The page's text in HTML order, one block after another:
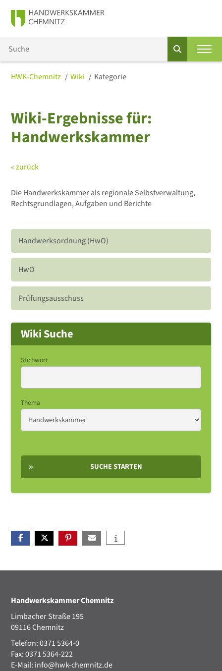
HWK-Chemnitz Wiki Kategorie
Wiki-Ergebnisse für:
Handwerkskammer
« zurück
Die Handwerkskammer als regionale Selbstverwaltung,
Rechtsgrundlagen, Aufgaben und Berichte
Handwerksordnung (HwO)
HwO
Prüfungsausschuss
Wiki Suche
Stichwort
Thema
SUCHE STARTEN
Handwerkskammer Chemnitz
Limbacher Straße 195
09116 Chemnitz
Telefon: 0371 5364-0
Fax: 0371 5364-222
E-Mail: info@hwk-chemnitz.de